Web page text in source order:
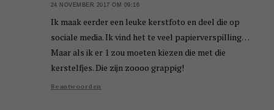
24 NOVEMBER 2017 OM 09:16
Ik maak eerder een leuke kerstfoto en deel die op
sociale media. Ik vind het te veel papierverspilling…
Maar als ik er 1 zou moeten kiezen die met die
kerstelfjes. Die zijn zoooo grappig!
Beantwoorden